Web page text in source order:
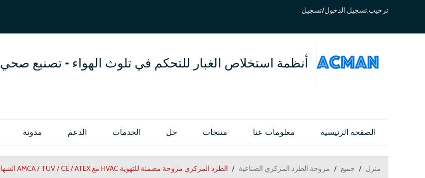
ترحيب,تسجيل الدخول/تسجيل
أنظمة استخلاص الغبار للتحكم في تلوث الهواء - تصنيع صحي
الصفحة الرئيسية معلومات عنا منتجات حل الخدمات الدعم مدونة
منزل / جميع / مروحة الطرد المركزي الصناعية / الطرد المركزي مروحة مضمنة للتهوية HVAC مع AMCA / TUV / CE / ATEX الشهادات